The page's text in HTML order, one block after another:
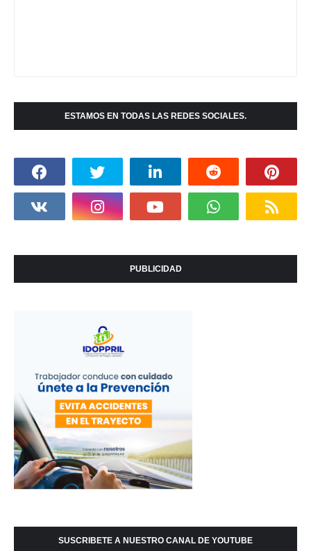
ESTAMOS EN TODAS LAS REDES SOCIALES.
PUBLICIDAD
SUSCRIBETE A NUESTRO CANAL DE YOUTUBE